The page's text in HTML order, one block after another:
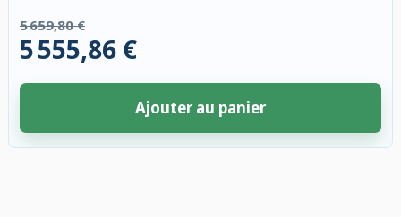
5 659,80 €
5 555,86 €
Ajouter au panier